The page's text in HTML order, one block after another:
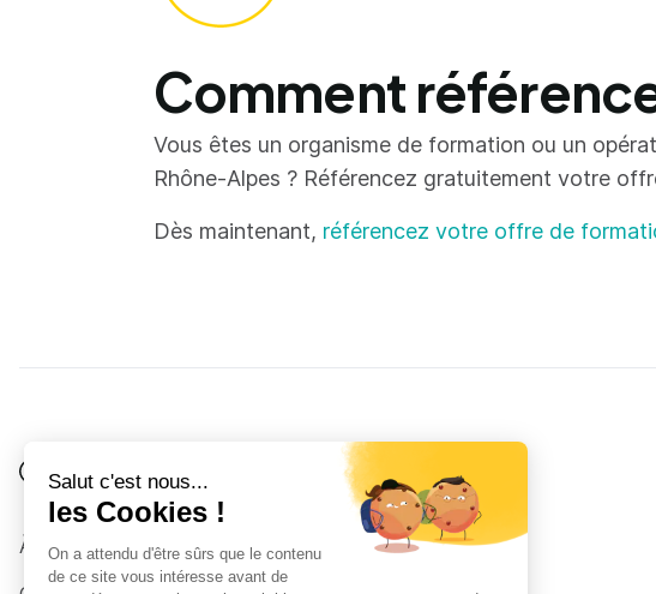
Comment
Vous êtes un organisme de formation ou un
Rhône-Alpes ? Référencez gratuitement votre
Dès maintenant, référencez votre offre de
Côté Formations
À propos
Je suis
Au collège